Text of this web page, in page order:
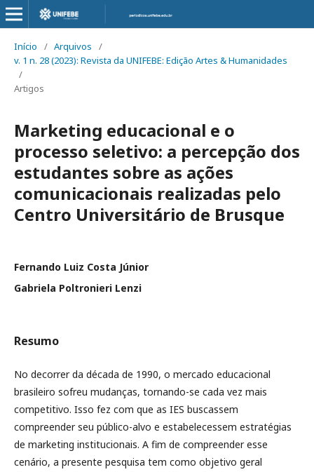
Início / Arquivos
/
v. 1 n. 28 (2023): Revista da UNIFEBE: Edição Artes & Humanidades
/
Artigos
Marketing educacional e o
processo seletivo: a percepção dos
estudantes sobre as ações
comunicacionais realizadas pelo
Centro Universitário de Brusque
Fernando Luiz Costa Júnior
Gabriela Poltronieri Lenzi
Resumo
No decorrer da década de 1990, o mercado educacional
brasileiro sofreu mudanças, tornando-se cada vez mais
competitivo. Isso fez com que as IES buscassem
compreender seu público-alvo e estabelecessem estratégias
de marketing institucionais. A fim de compreender esse
cenário, a presente pesquisa tem como objetivo geral